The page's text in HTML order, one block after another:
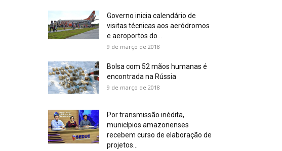
Governo inicia calendário de
visitas técnicas aos aeródromos
e aeroportos do...
9 de março de 2018
Bolsa com 52 mãos humanas é
encontrada na Rússia
9 de março de 2018
Por transmissão inédita,
municípios amazonenses
recebem curso de elaboração de
projetos...